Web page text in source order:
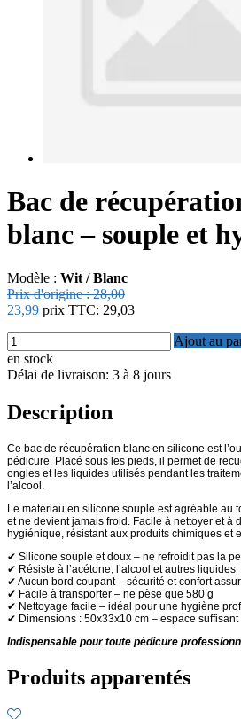
Bac de
blanc – souple et
Modèle : Wit / Blanc
Prix ​​d'origine :28,00
23,99 prix TTC: 29,03
Ajout au
en stock
Délai de livraison: 3 à 8 jours
Description
Ce bac de récupération blanc en silicone est
pédicure. Placé sous les pieds, il permet de
ongles et les liquides utilisés pendant les
l’alcool.
Le matériau en silicone souple est agréable au
et ne devient jamais froid. Facile à nettoyer et à
hygiénique, résistant aux produits chimiques et
✔ Silicone souple et doux – ne refroidit pas la
✔ Résiste à l’acétone, l’alcool et autres liquides
✔ Aucun bord coupant – sécurité et confort
✔ Facile à transporter – ne pèse que 580 g
✔ Nettoyage facile – idéal pour une hygiène
✔ Dimensions : 50x33x10 cm – espace
Indispensable pour toute pédicure
Produits apparentés